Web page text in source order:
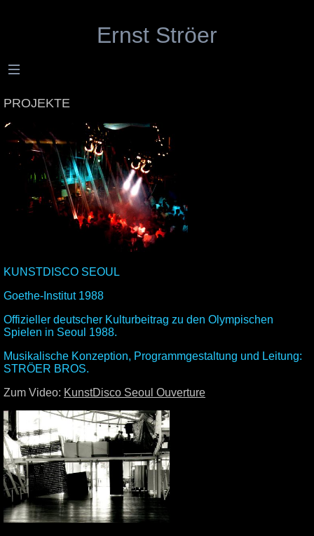
Ernst Ströer
PROJEKTE
KUNSTDISCO SEOUL
Goethe-Institut 1988
Offizieller deutscher Kulturbeitrag zu den Olympischen
Spielen in Seoul 1988.
Musikalische Konzeption, Programmgestaltung und Leitung:
STRÖER BROS.
Zum Video: KunstDisco Seoul Ouverture